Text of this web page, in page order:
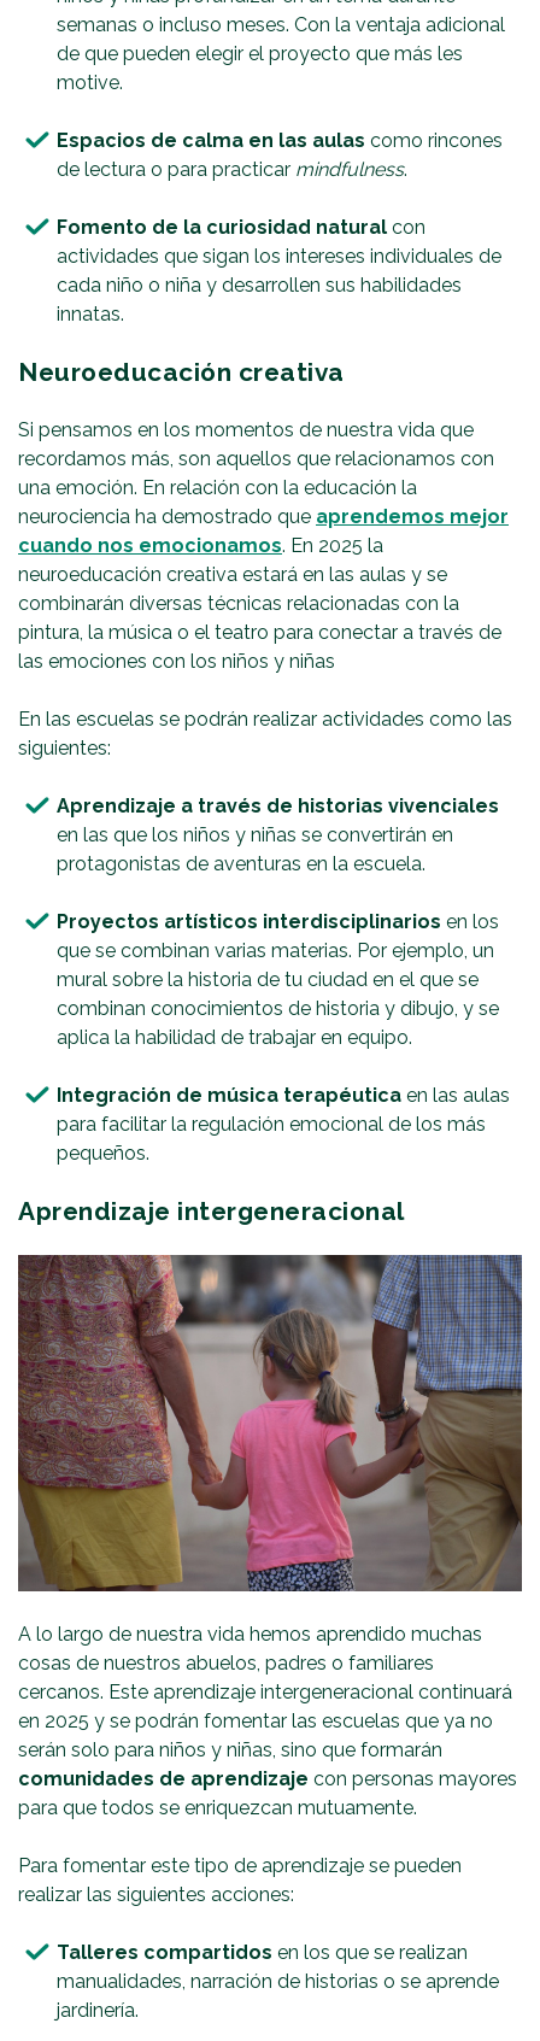
semanas o incluso meses. Con la ventaja adicional
de que pueden elegir el proyecto que más les
motive.
Espacios de calma en las aulas como rincones
de lectura o para practicar mindfulness.
Fomento de la curiosidad natural con
actividades que sigan los intereses individuales de
cada niño o niña y desarrollen sus habilidades
innatas.
Neuroeducación creativa
Si pensamos en los momentos de nuestra vida que
recordamos más, son aquellos que relacionamos con
una emoción. En relación con la educación la
neurociencia ha demostrado que aprendemos mejor
cuando nos emocionamos. En 2025 la
neuroeducación creativa estará en las aulas y se
combinarán diversas técnicas relacionadas con la
pintura, la música o el teatro para conectar a través de
las emociones con los niños y niñas
En las escuelas se podrán realizar actividades como las
siguientes:
Aprendizaje a través de historias vivenciales
en las que los niños y niñas se convertirán en
protagonistas de aventuras en la escuela.
Proyectos artísticos interdisciplinarios en los
que se combinan varias materias. Por ejemplo, un
mural sobre la historia de tu ciudad en el que se
combinan conocimientos de historia y dibujo, y se
aplica la habilidad de trabajar en equipo.
Integración de música terapéutica en las aulas
para facilitar la regulación emocional de los más
pequeños.
Aprendizaje intergeneracional
A lo largo de nuestra vida hemos aprendido muchas
cosas de nuestros abuelos, padres o familiares
cercanos. Este aprendizaje intergeneracional continuará
en 2025 y se podrán fomentar las escuelas que ya no
serán solo para niños y niñas, sino que formarán
comunidades de aprendizaje con personas mayores
para que todos se enriquezcan mutuamente.
Para fomentar este tipo de aprendizaje se pueden
realizar las siguientes acciones:
Talleres compartidos en los que se realizan
manualidades, narración de historias o se aprende
jardinería.